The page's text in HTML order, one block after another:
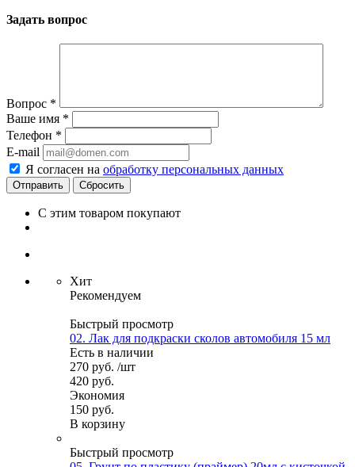
Задать вопрос
Вопрос *
Ваше имя *
Телефон *
E-mail
Я согласен на обработку персональных данных
Сбросить
С этим товаром покупают
Хит
Рекомендуем
Быстрый просмотр
02. Лак для подкраски сколов автомобиля 15 мл
Есть в наличии
270 руб. /шт
420 руб.
Экономия
150 руб.
В корзину
Быстрый просмотр